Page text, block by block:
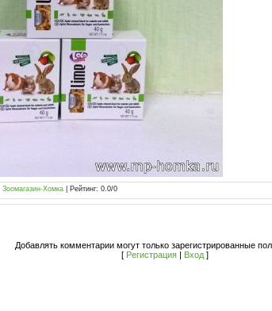
Зоомагазин-Хомка Рейтинг: 0.0/0
Добавлять комментарии могут только зарегистрированные
[ Регистрация | Вход ]